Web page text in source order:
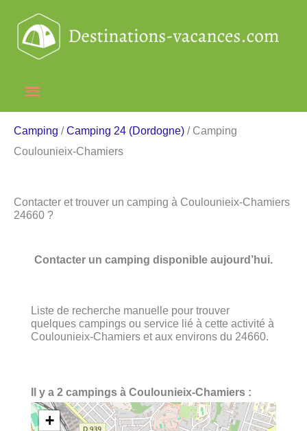
contenu
Menu
principal
Camping /Camping 24 (Dordogne) / Camping
Coulounieix-Chamiers
Contacter et trouver un camping à Coulounieix-Chamiers
24660 ?
Contacter un camping disponible aujourd’hui.
Liste de recherche manuelle pour trouver
quelques campings ou service lié à cette activité à
Coulounieix-Chamiers et aux environs du 24660.
Il y a 2 campings à Coulounieix-Chamiers :
+